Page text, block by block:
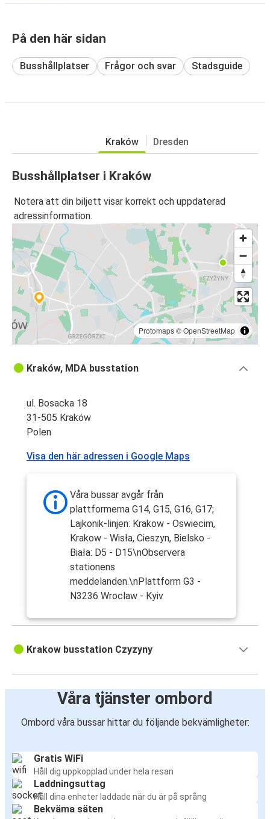
På den här sidan
Busshållplatser Frågor och svar Stadsguide
Kraków Dresden
Busshållplatser i Kraków
Notera att din biljett visar korrekt och uppdaterad
adressinformation.
Protomaps©OpenStreetMap
Kraków, MDA busstation
ul. Bosacka 18
31-505 Kraków
Polen
Visa den här adressen i Google Maps
Våra bussar avgår från
plattformerna G14, G15, G16, G17;
Lajkonik-linjen: Krakow - Oswiecim,
Krakow - Wisła, Cieszyn, Bielsko -
Biała: D5 - D15\nObservera
stationens
meddelanden.\nPlattform G3 -
N3236 Wroclaw - Kyiv
Krakow busstation Czyzyny
Våra tjänster ombord
Ombord våra bussar hittar du följande bekvämligheter:
Gratis WiFi
Håll dig uppkopplad under hela resan
Laddningsuttag
Håll dina enheter laddade när du är på språng
Bekväma säten